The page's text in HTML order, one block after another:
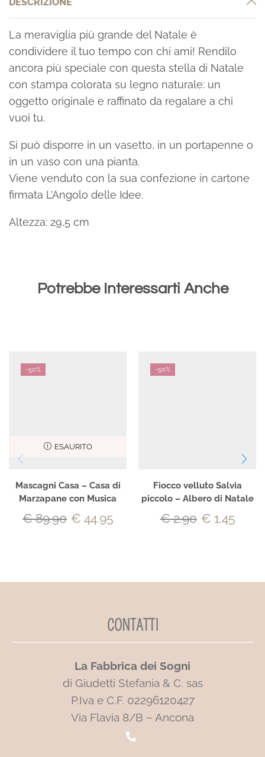
La meraviglia più grande del Natale è
condividere il tuo tempo con chi ami! Rendilo
ancora più speciale con questa stella di Natale
con stampa colorata su legno naturale: un
oggetto originale e raffinato da regalare a chi
vuoi tu.
Si può disporre in un vasetto, in un portapenne o
in un vaso con una pianta.
Viene venduto con la sua confezione in cartone
firmata L’Angolo delle Idee.
Altezza: 29,5 cm
Potrebbe Interessarti Anche
-50%
ESAURITO
Mascagni Casa – Casa di
Marzapane con Musica
€89.90 € 44.95
-50%
Fiocco velluto Salvia
piccolo – Albero di Natale
€2.90 € 1.45
CONTATTI
La Fabbrica dei Sogni
di Giudetti Stefania & C. sas
P.Iva e C.F. 02296120427
Via Flavia 8/B – Ancona